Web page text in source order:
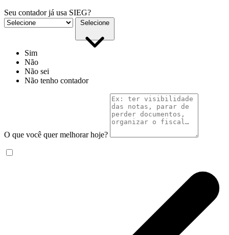
Seu contador já usa SIEG?
Selecione
Sim
Não
Não sei
Não tenho contador
O que você quer melhorar hoje?